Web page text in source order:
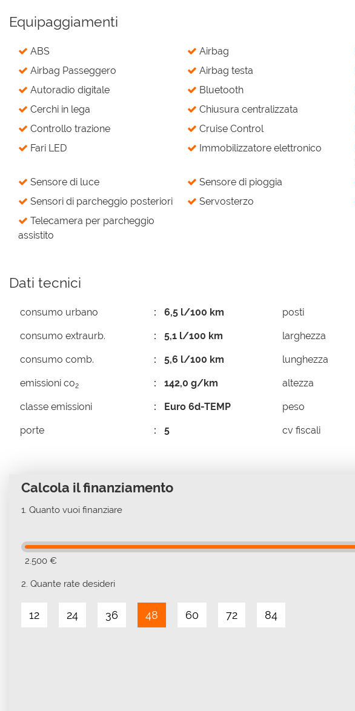
Equipaggiamenti
ABS Airbag
Airbag Passeggero
Airbag testa
Autoradio digitale
Bluetooth
Cerchi in lega
Chiusura centralizzata
Controllo trazione
Cruise Control
Fari LED
Immobilizzatore elettronico
Sensore di luce
Sensore di pioggia
Sensori di parcheggio posteriori
Servosterzo
Telecamera per parcheggio
assistito
Dati tecnici
consumo urbano 6,5 l/100 km
consumo extraurb. 5,1 l/100 km
consumo comb. 5,6 l/100 km
emissioni co2 142,0 g/km
classe emissioni Euro 6d-TEMP
porte 5
posti
larghezza
lunghezza
altezza
peso
cv fiscali
Calcola il finanziamento
1. Quanto vuoi finanziare
2.500 €
2. Quante rate desideri
12 24 36 48 60 72 84